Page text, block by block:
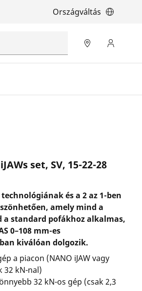
Országváltás
set, SV, 15-22-28
és a 2 az 1-ben
amely mind a
a standard pofákhoz alkalmas,
0–108 mm-es
kiválóan dolgozik.
a piacon (NANO iJAW vagy
32 kN-nal)
32 kN-os gép (csak 2,3